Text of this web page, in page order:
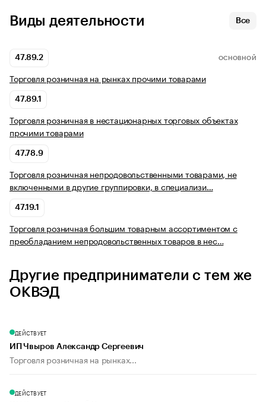
Виды деятельности Все
47.89.2 ОСНОВНОЙ
Торговля розничная на рынках прочими товарами
47.89.1
Торговля розничная в нестационарных торговых объектах
прочими товарами
47.78.9
Торговля розничная непродовольственными товарами, не
включенными в другие группировки, в специализи…
47.19.1
Торговля розничная большим товарным ассортиментом с
преобладанием непродовольственных товаров в нес…
Другие предприниматели с тем же
ОКВЭД
ДЕЙСТВУЕТ
ИП Чвыров Александр Сергеевич
Торговля розничная на рынках...
ДЕЙСТВУЕТ